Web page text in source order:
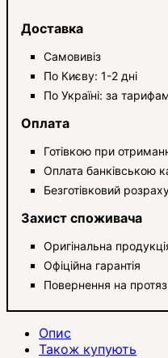
Доставка
Самовивіз
По Києву: 1-2 дні
По Україні: за
Оплата
Готівкою при
Оплата банківською
Безготівковий
Захист споживача
Оригінальна
Офіційна гарантія
Повернення на
Опис
Також купують